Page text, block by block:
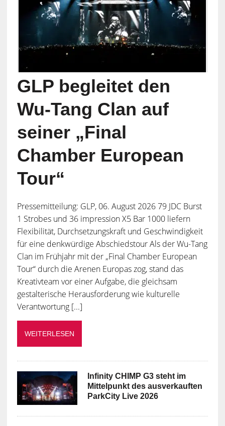
GLP begleitet den
Wu-Tang Clan auf
seiner „Final
Chamber European
Tour“
Pressemitteilung: GLP, 06. August 2026 79 JDC Burst
1 Strobes und 36 impression X5 Bar 1000 liefern
Flexibilität, Durchsetzungskraft und Geschwindigkeit
für eine denkwürdige Abschiedstour Als der Wu-Tang
Clan im Frühjahr mit der „Final Chamber European
Tour“ durch die Arenen Europas zog, stand das
Kreativteam vor einer Aufgabe, die gleichsam
gestalterische Herausforderung wie kulturelle
Verantwortung [...]
WEITERLESEN
Infinity CHIMP G3 steht im
Mittelpunkt des ausverkauften
ParkCity Live 2026